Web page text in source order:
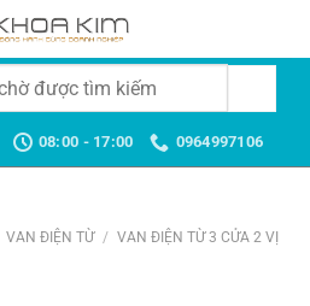
08:00 - 17:00 0964997106
VAN ĐIỆN TỪ / VAN ĐIỆN TỪ 3 CỬA 2 VỊ